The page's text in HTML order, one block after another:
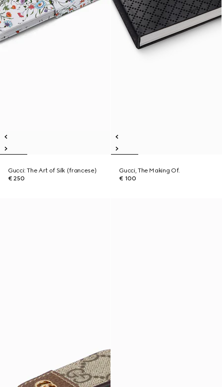
Gucci: The Art of Silk (francese)
€ 250
Gucci, The Making Of.
€ 100